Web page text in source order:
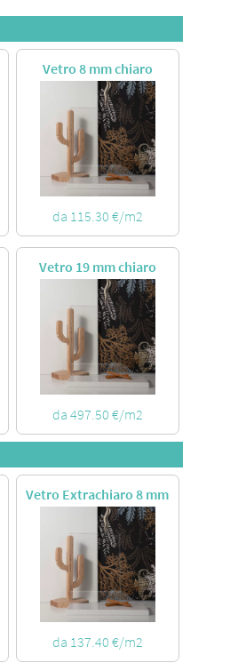
Vetro 8 mm chiaro
da 115.30 €/m2
Vetro 19 mm chiaro
da 497.50 €/m2
Vetro Extrachiaro 8 mm
da 137.40 €/m2